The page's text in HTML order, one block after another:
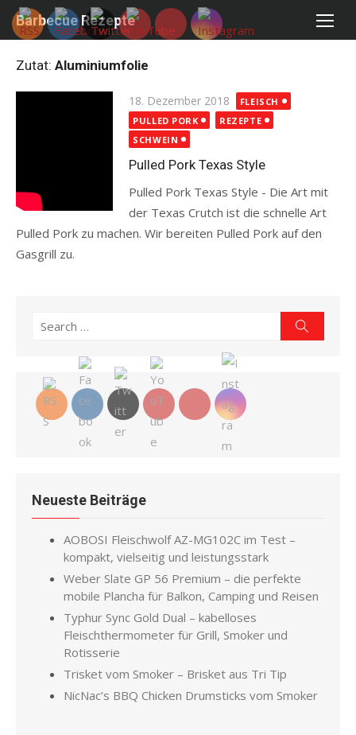
Skip
Barbecue Rezepte
Zutat: Aluminiumfolie
Posted
on
18. Dezember 2018
FLEISCH
PULLED PORK
REZEPTE
SCHWEIN
Pulled Pork Texas Style
Pulled Pork Texas Style - Die Art mit
der Texas Crutch ist die schnelle Art
Pulled Pork zu machen. Wir bereiten Pulled Pork auf den
Gasgrill zu.
Search
Neueste Beiträge
AOBOSI Fleischwolf AZ-MG102C im Test –
kompakt, vielseitig und leistungsstark
Weber Slate GP 56 Premium – die perfekte
mobile Plancha für Balkon, Camping und Reisen
Typhur Sync Gold Dual – kabelloses
Fleischthermometer für Grill, Smoker und
Rotisserie
Trisket vom Smoker – Brisket aus Tri Tip
NicNac’s BBQ Chicken Drumsticks vom Smoker